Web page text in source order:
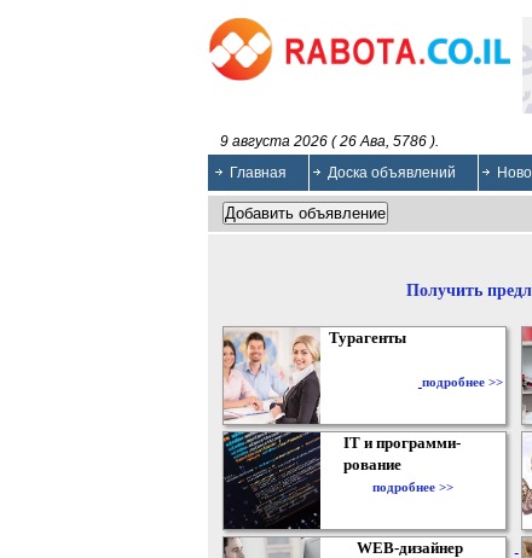
9 августа 2026 ( 26 Ава, 5786 ).
Главная
Доска объявлений
Получить
Турагенты
подробнее >>
IT и программи-
рование
подробнее >>
WEB-дизайнер